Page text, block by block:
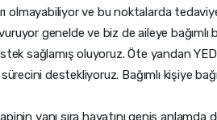
olmayabiliyor ve bu noktalarda
genelde ve biz de aileye bağımlı
sağlamış oluyoruz. Öte yandan
destekliyoruz. Bağımlı kişiye
yanı sıra hayatını geniş anlamda